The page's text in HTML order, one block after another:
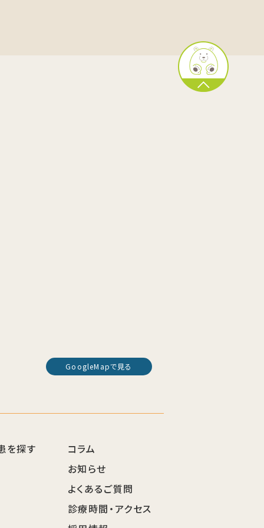
GoogleMapで見る
を探す
コラム
お知らせ
よくあるご質問
診療時間・アクセス